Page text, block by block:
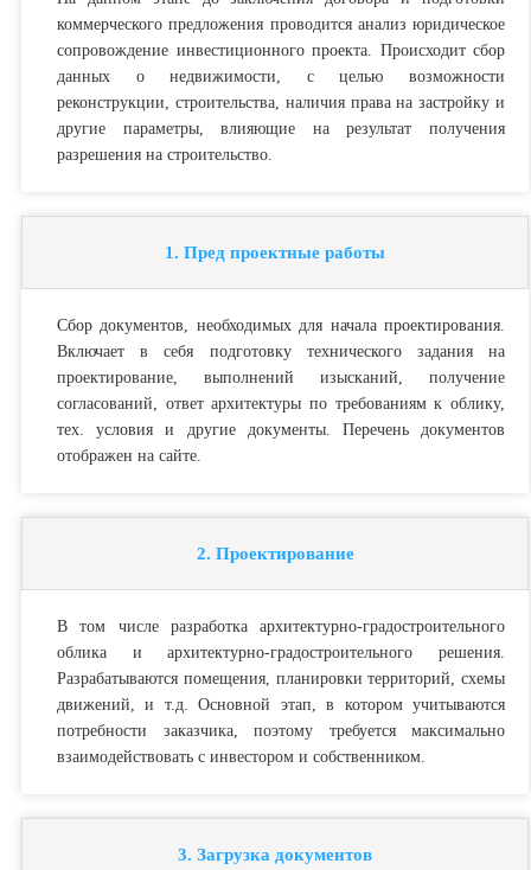
коммерческого предложения проводится анализ юридическое
сопровождение инвестиционного проекта. Происходит сбор
данных о недвижимости, с целью возможности
реконструкции, строительства, наличия права на застройку и
другие параметры, влияющие на результат получения
разрешения на строительство.
1. Пред проектные работы
Cбор документов, необходимых для начала проектирования.
Включает в себя подготовку технического задания на
проектирование, выполнений изысканий, получение
согласований, ответ архитектуры по требованиям к облику,
тех. условия и другие документы. Перечень документов
отображен на сайте.
2. Проектирование
В том числе разработка архитектурно-градостроительного
облика и архитектурно-градостроительного решения.
Разрабатываются помещения, планировки территорий, схемы
движений, и т.д. Основной этап, в котором учитываются
потребности заказчика, поэтому требуется максимально
взаимодействовать с инвестором и собственником.
3. Загрузка документов